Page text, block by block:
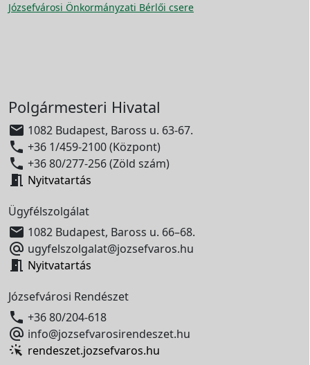
Józsefvárosi Önkormányzati Bérlői csere
Polgármesteri Hivatal
 1082 Budapest, Baross u. 63-67.
 +36 1/459-2100 (Központ)
 +36 80/277-256 (Zöld szám)
 Nyitvatartás
Ügyfélszolgálat
 1082 Budapest, Baross u. 66–68.
 ugyfelszolgalat@jozsefvaros.hu
 Nyitvatartás
Józsefvárosi Rendészet
 +36 80/204-618
 info@jozsefvarosirendeszet.hu
rendeszet.jozsefvaros.hu